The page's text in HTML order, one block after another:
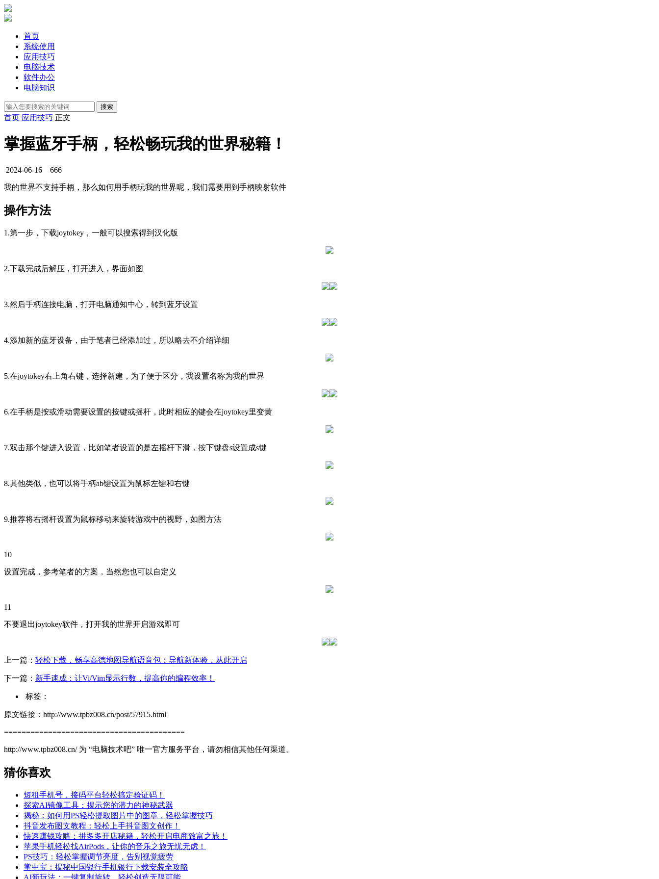
首页
系统使用
应用技巧
电脑技术
软件办公
电脑知识
首页 应用技巧 正文
掌握蓝牙手柄，轻松畅玩我的世界秘籍！
2024-06-16 666
我的世界不支持手柄，那么如何用手柄玩我的世界呢，我们需要用到手柄映射软件
操作方法
1.第一步，下载joytokey，一般可以搜索得到汉化版
2.下载完成后解压，打开进入，界面如图
3.然后手柄连接电脑，打开电脑通知中心，转到蓝牙设置
4.添加新的蓝牙设备，由于笔者已经添加过，所以略去不介绍详细
5.在joytokey右上角右键，选择新建，为了便于区分，我设置名称为我的世界
6.在手柄是按或滑动需要设置的按键或摇杆，此时相应的键会在joytokey里变黄
7.双击那个键进入设置，比如笔者设置的是左摇杆下滑，按下键盘s设置成s键
8.其他类似，也可以将手柄ab键设置为鼠标左键和右键
9.推荐将右摇杆设置为鼠标移动来旋转游戏中的视野，如图方法
10
设置完成，参考笔者的方案，当然您也可以自定义
11
不要退出joytokey软件，打开我的世界开启游戏即可
上一篇： 轻松下载，畅享高德地图导航语音包：导航新体验，从此开启
下一篇： 新手速成：让Vi/Vim显示行数，提高你的编程效率！
标签：
原文链接：http://www.tpbz008.cn/post/57915.html
=========================================
http://www.tpbz008.cn/ 为 “电脑技术吧” 唯一官方服务平台，请勿相信其他任何渠道。
猜你喜欢
短租手机号，接码平台轻松搞定验证码！
探索AI镜像工具：揭示您的潜力的神秘武器
揭秘：如何用PS轻松提取图片中的图章，轻松掌握技巧
抖音发布图文教程：轻松上手抖音图文创作！
快速赚钱攻略：拼多多开店秘籍，轻松开启电商致富之旅！
苹果手机轻松找AirPods，让你的音乐之旅无忧无虑！
PS技巧：轻松掌握调节亮度，告别视觉疲劳
掌中宝：揭秘中国银行手机银行下载安装全攻略
AI新玩法：一键复制旋转，轻松创造无限可能